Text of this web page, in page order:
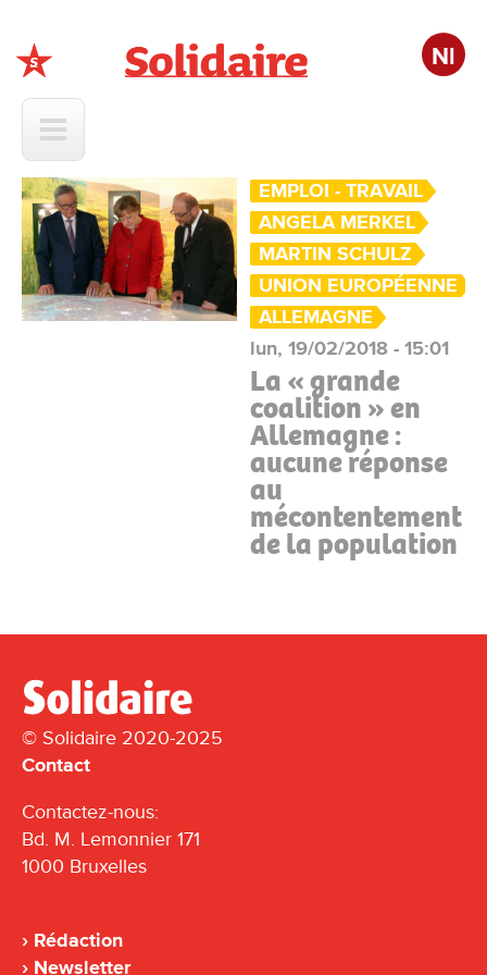
Nl
EMPLOI - TRAVAIL
ANGELA MERKEL
MARTIN SCHULZ
UNION EUROPÉENNE
ALLEMAGNE
lun, 19/02/2018 - 15:01
La « grande
coalition » en
Allemagne :
aucune réponse
au
mécontentement
de la population
© Solidaire 2020-2025
Contact
Contactez-nous:
Bd. M. Lemonnier 171
1000 Bruxelles
Rédaction
Newsletter